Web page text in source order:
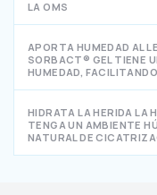
LA OMS
APORTA HUMEDAD AL
SORBACT® GEL TIENE
HUMEDAD,
HIDRATA LA HERIDA LA
TENGA UN AMBIENTE
NATURAL DE